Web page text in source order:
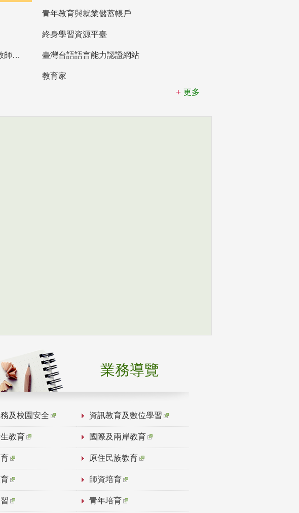
青年教育與就業儲蓄帳戶
終身學習資源平臺
教育部高中等以下學校及幼兒園教師資格檢定考試 臺灣台語語言能力認證網站
教育家
更多
業務導覽
及校園安全 資訊教育及數位學習
教育 國際及兩岸教育
原住民族教育
師資培育
青年培育